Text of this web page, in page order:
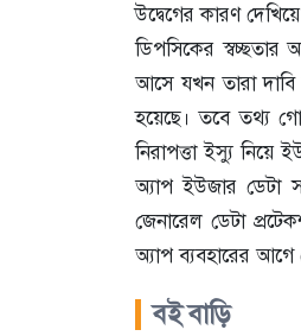
উদ্বেগের কারণ
ডিপসিকের
আসে যখন তারা দাবি
হয়েছে। তবে তথ্য
নিরাপত্তা ইস্যু নিয়ে
অ্যাপ ইউজার ডেটা
জেনারেল ডেটা
অ্যাপ ব্যবহারের আগে
বই বাড়ি